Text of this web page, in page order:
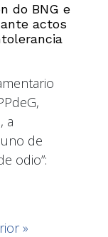
do BNG e
actos
a
de
odio”:
»